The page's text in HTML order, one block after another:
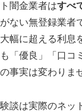
闇金業者はすべ
ない無登録業者
幅に超える利息
「優良」「口コ
事実は変わりま
談は実際のネッ